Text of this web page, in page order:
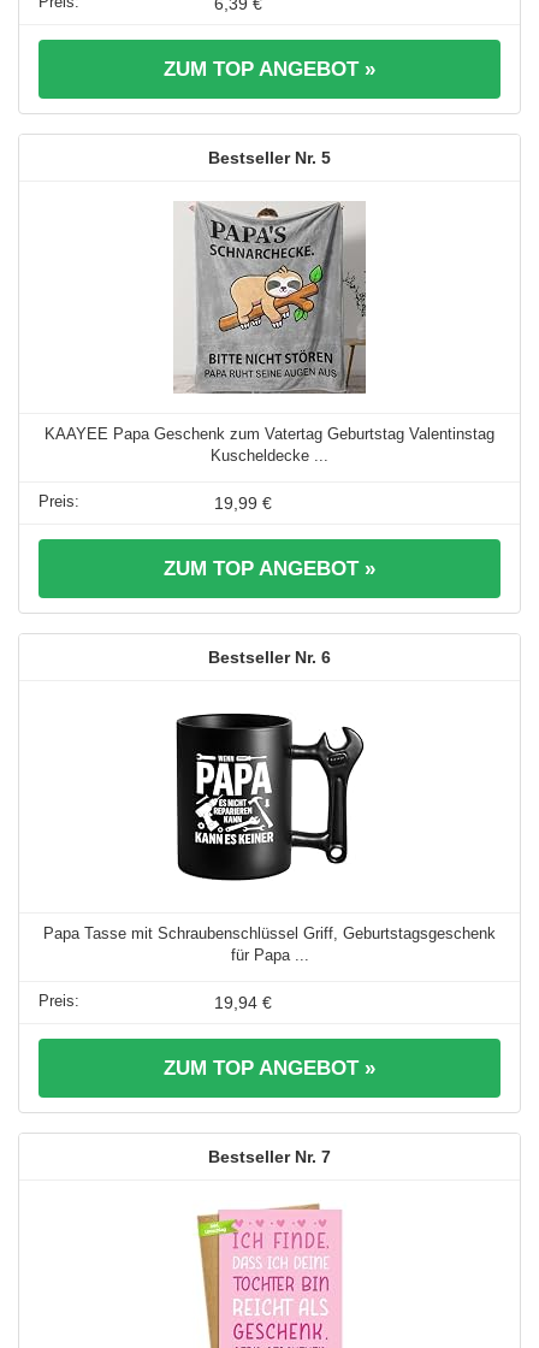
ZUM TOP ANGEBOT »
5
KAAYEE Papa Geschenk zum Vatertag Geburtstag Valentinstag
Kuscheldecke ...
19,99 €
ZUM TOP ANGEBOT »
6
Papa Tasse mit Schraubenschlüssel Griff, Geburtstagsgeschenk
für Papa ...
19,94 €
ZUM TOP ANGEBOT »
7